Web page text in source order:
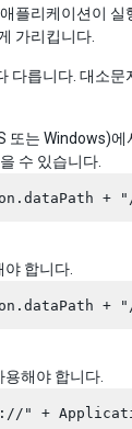
플리케이션이 실
가리킵니다.
다릅니다. 대소문
또는 Windows)에
수 있습니다.
합니다.
해야 합니다.